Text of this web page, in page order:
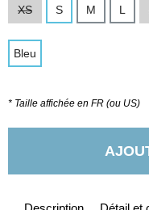
XS S M L
Bleu
* Taille affichée en FR (ou US)